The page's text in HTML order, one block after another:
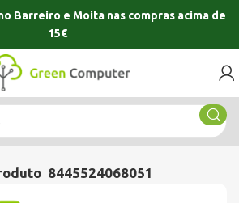
Barreiro e Moitanas compras acima de
15€
8445524068051